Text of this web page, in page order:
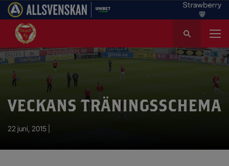
k
e
r
VECKANS TRÄNINGSSCHEMA
22 juni, 2015 |